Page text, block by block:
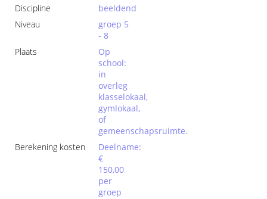
Discipline
beeldend
Niveau
groep 5
- 8
Plaats
Op
school:
in
overleg
klasselokaal,
gymlokaal,
of
gemeenschapsruimte.
Berekening kosten
Deelname:
€
150,00
per
groep